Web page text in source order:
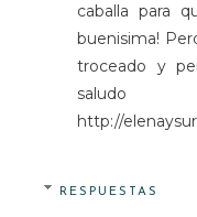
caballa para
buenisima!
troceado y
http://
RESPUESTAS